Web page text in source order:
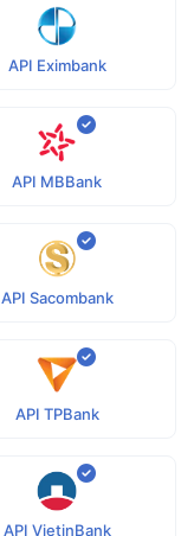
API Eximbank
API MBBank
API Sacombank
API TPBank
API VietinBank